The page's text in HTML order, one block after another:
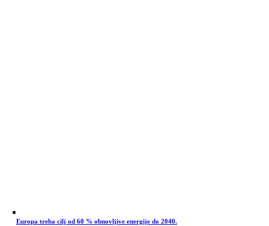
Europa treba cilj od 60 % obnovljive energije do 2040.